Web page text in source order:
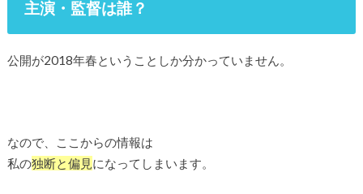
主演・監督は誰？
公開が2018年春ということしか分かっていません。
なので、ここからの情報は
私の独断と偏見になってしまいます。